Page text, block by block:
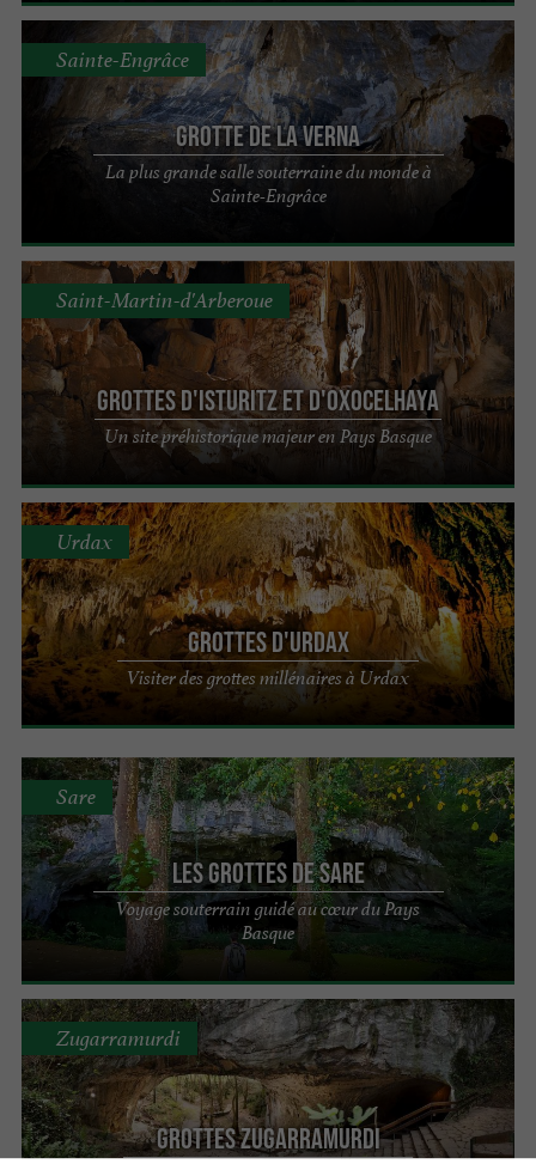
Grotte de la Verna
La plus grande salle souterraine du monde à
Sainte-Engrâce
Sainte-Engrâce
Grottes d'Isturitz et d'Oxocelhaya
Un site préhistorique majeur en Pays Basque
Saint-Martin-d'Arberoue
Grottes d'Urdax
Visiter des grottes millénaires à Urdax
Urdax
Les Grottes de Sare
Voyage souterrain guidé au cœur du Pays
Basque
Sare
GROTTES ZUGARRAMURDI
Zugarramurdi